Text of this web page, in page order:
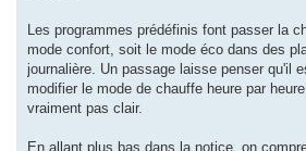
Les programmes prédéfinis font passer la
mode confort, soit le mode éco dans des
journalière. Un passage laisse penser qu'il
modifier le mode de chauffe heure par
vraiment pas clair.
En allant plus bas dans la notice, on